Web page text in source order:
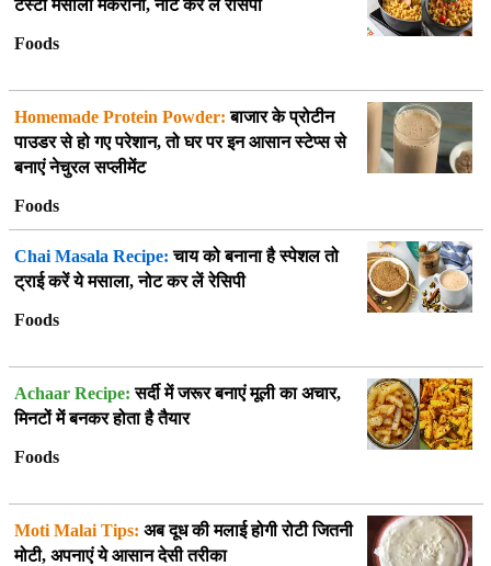
टेस्टी मसाला मैकरोनी, नोट कर लें रेसिपी
Foods
Homemade Protein Powder: बाजार के प्रोटीन
पाउडर से हो गए परेशान, तो घर पर इन आसान स्टेप्स से
बनाएं नेचुरल सप्लीमेंट
Foods
Chai Masala Recipe: चाय को बनाना है स्पेशल तो
ट्राई करें ये मसाला, नोट कर लें रेसिपी
Foods
Achaar Recipe: सर्दी में जरूर बनाएं मूली का अचार,
मिनटों में बनकर होता है तैयार
Foods
Moti Malai Tips: अब दूध की मलाई होगी रोटी जितनी
मोटी, अपनाएं ये आसान देसी तरीका